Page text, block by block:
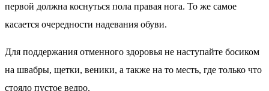
первой должна коснуться пола правая нога. То же самое
касается очередности надевания обуви.
Для поддержания отменного здоровья не наступайте босиком
на швабры, щетки, веники, а также на то месть, где только что
стояло пустое ведро.